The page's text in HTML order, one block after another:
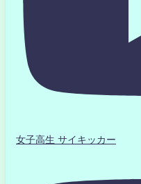
女子高生 サイキッカー